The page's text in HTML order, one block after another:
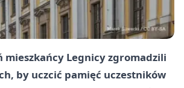
mieszkańcy Legnicy zgromadzili
by uczcić pamięć uczestników